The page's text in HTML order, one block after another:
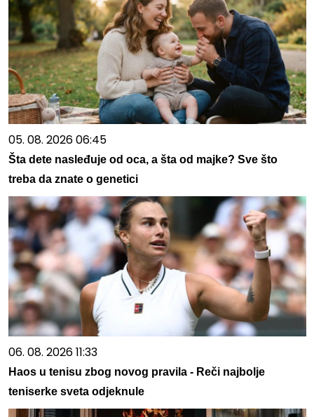
05. 08. 2026 06:45
Šta dete nasleđuje od oca, a šta od majke? Sve što
treba da znate o genetici
06. 08. 2026 11:33
Haos u tenisu zbog novog pravila - Reči najbolje
teniserke sveta odjeknule